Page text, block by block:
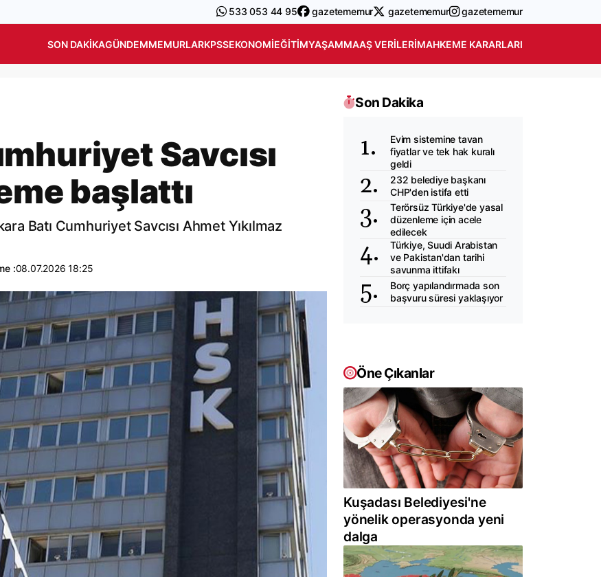
533 053 44 95 gazetememur gazetememur gazetememur
SON DAKIKAGÜNDEMMEMURLARKPSSEKONOMIEĞITIMYAŞAMMAAŞ VERILERIMAHKEME KARARLARI
Savcısı
başlattı
Batı Cumhuriyet Savcısı Ahmet Yıkılmaz
:08.07.2026 18:25
Son Dakika
Evim sistemine tavan
fiyatlar ve tek hak kuralı
geldi
232 belediye başkanı
CHP'den istifa etti
Terörsüz Türkiye'de yasal
düzenleme için acele
edilecek
Türkiye, Suudi Arabistan
ve Pakistan'dan tarihi
savunma ittifakı
Borç yapılandırmada son
başvuru süresi yaklaşıyor
Öne Çıkanlar
Kuşadası Belediyesi'ne
yönelik operasyonda yeni
dalga